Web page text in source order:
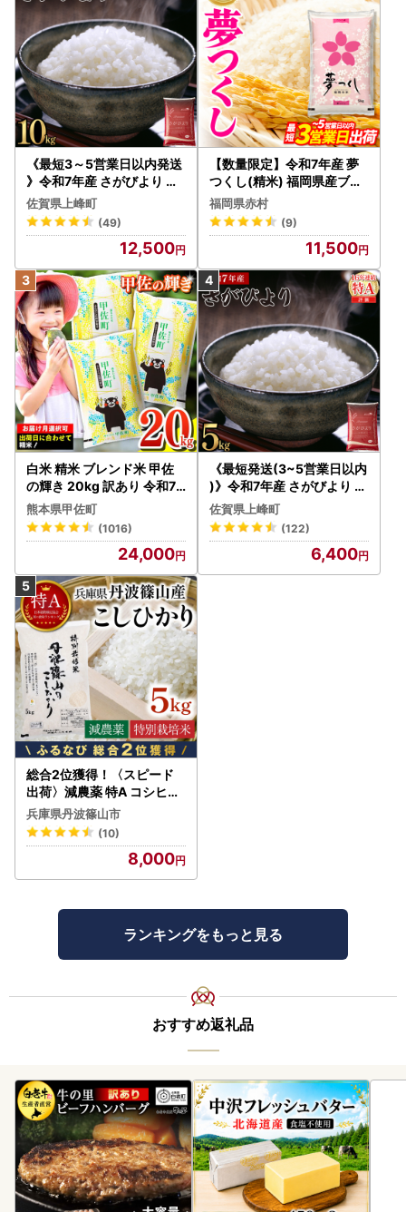
《最短3～5営業日以内発送
》令和7年産 さがびより 佐
賀県産（精米）10kg
佐賀県上峰町
(49)
12,500
【数量限定】令和7年産 夢
つくし(精米) 福岡県産ブラ
ンド米 10kg (品番:3X11R7)
福岡県赤村
(9)
11,500
白米 精米 ブレンド米 甲佐
の輝き 20kg 訳あり 令和7
年産 【価格改定ZS】
熊本県甲佐町
(1016)
24,000
《最短発送(3~5営業日以内
)》令和7年産 さがびより 佐
賀県産（精米）5kg
佐賀県上峰町
(122)
6,400
総合2位獲得！〈スピード
出荷〉減農薬 特A コシヒカ
リ 5kg 丹波篠山産 特別栽培
米 こしひかり
兵庫県丹波篠山市
(10)
8,000
ランキングをもっと見る
おすすめ返礼品